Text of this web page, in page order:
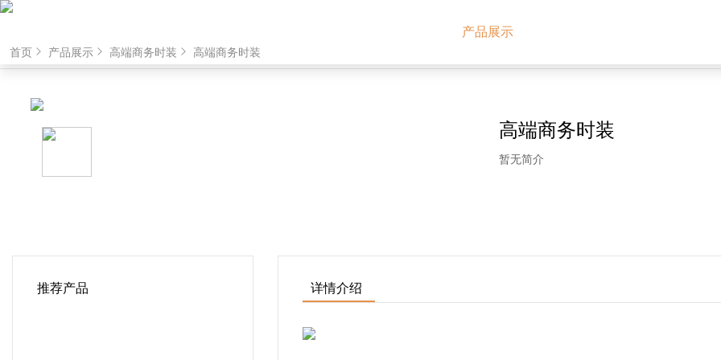
产品展示
首页 产品展示 高端商务时装 高端商务时装
高端商务时装
暂无简介
推荐产品 详情介绍